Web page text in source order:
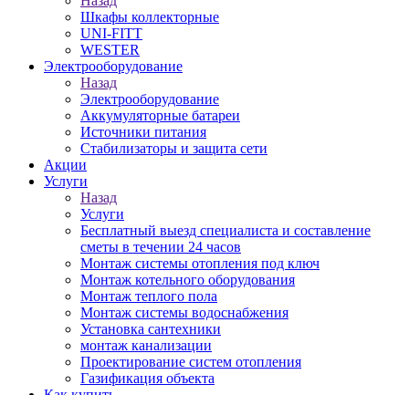
Шкафы коллекторные
UNI-FITT
WESTER
Электрооборудование
Назад
Электрооборудование
Аккумуляторные батареи
Источники питания
Стабилизаторы и защита сети
Акции
Услуги
Назад
Услуги
Бесплатный выезд специалиста и составление
сметы в течении 24 часов
Монтаж системы отопления под ключ
Монтаж котельного оборудования
Монтаж теплого пола
Монтаж системы водоснабжения
Установка сантехники
монтаж канализации
Проектирование систем отопления
Газификация объекта